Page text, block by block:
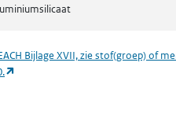
Bijlage XVII, zie stof(groep) of